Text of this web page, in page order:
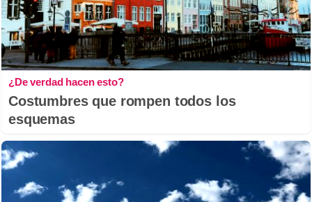
¿De verdad hacen esto?
Costumbres que rompen todos los
esquemas